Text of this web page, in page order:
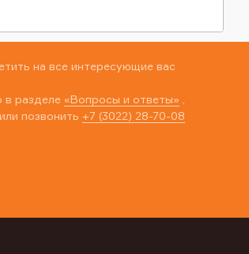
на все интересующие вас
разделе «Вопросы и ответы»
позвонить +7 (3022) 28-70-08